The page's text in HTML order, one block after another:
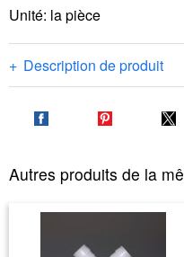
Unité: la pièce
Description de produit
Autres produits de la